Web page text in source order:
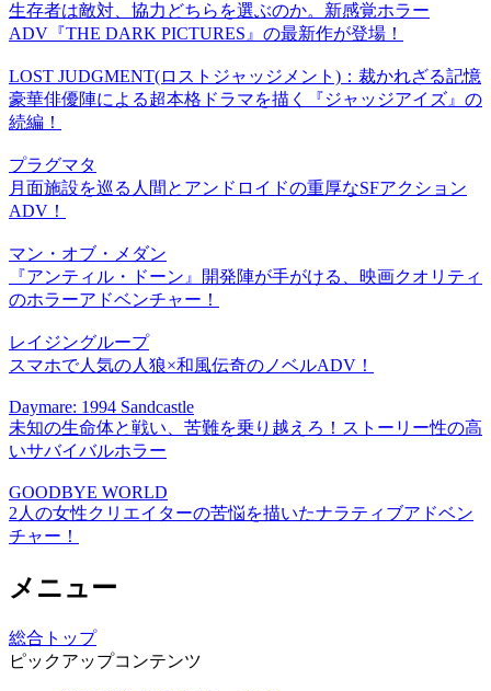
生存者は敵対、協力どちらを選ぶのか。新感覚ホラー
ADV『THE DARK PICTURES』の最新作が登場！
LOST JUDGMENT(ロストジャッジメント)：裁かれざる記憶
豪華俳優陣による超本格ドラマを描く『ジャッジアイズ』の
続編！
プラグマタ
月面施設を巡る人間とアンドロイドの重厚なSFアクション
ADV！
マン・オブ・メダン
『アンティル・ドーン』開発陣が手がける、映画クオリティ
のホラーアドベンチャー！
レイジングループ
スマホで人気の人狼×和風伝奇のノベルADV！
Daymare: 1994 Sandcastle
未知の生命体と戦い、苦難を乗り越えろ！ストーリー性の高
いサバイバルホラー
GOODBYE WORLD
2人の女性クリエイターの苦悩を描いたナラティブアドベン
チャー！
メニュー
総合トップ
ピックアップコンテンツ